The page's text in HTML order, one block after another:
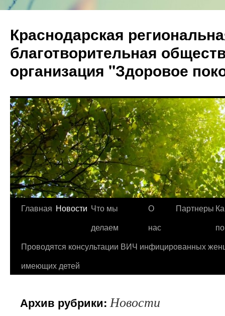
Краснодарская
благотворительная
организация "Здоровое
Главная Новости Что мы
делаем
О
нас
Партнеры
Проводятся консультации ВИЧ инфицированных
имеющих детей
Архив рубрики:Новости